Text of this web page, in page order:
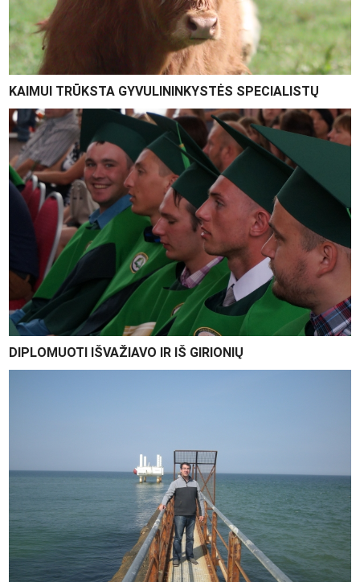
KAIMUI TRŪKSTA GYVULININKYSTĖS SPECIALISTŲ
DIPLOMUOTI IŠVAŽIAVO IR IŠ GIRIONIŲ